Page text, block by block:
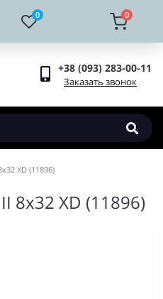
0 0
+38 (093) 283-00-11
Заказать звонок
XD (11896)
8x32 XD (11896)